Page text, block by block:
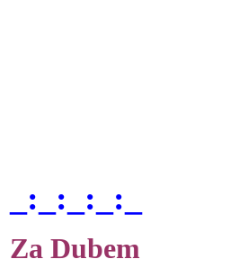
_:_:_:_:_
Za Dubem